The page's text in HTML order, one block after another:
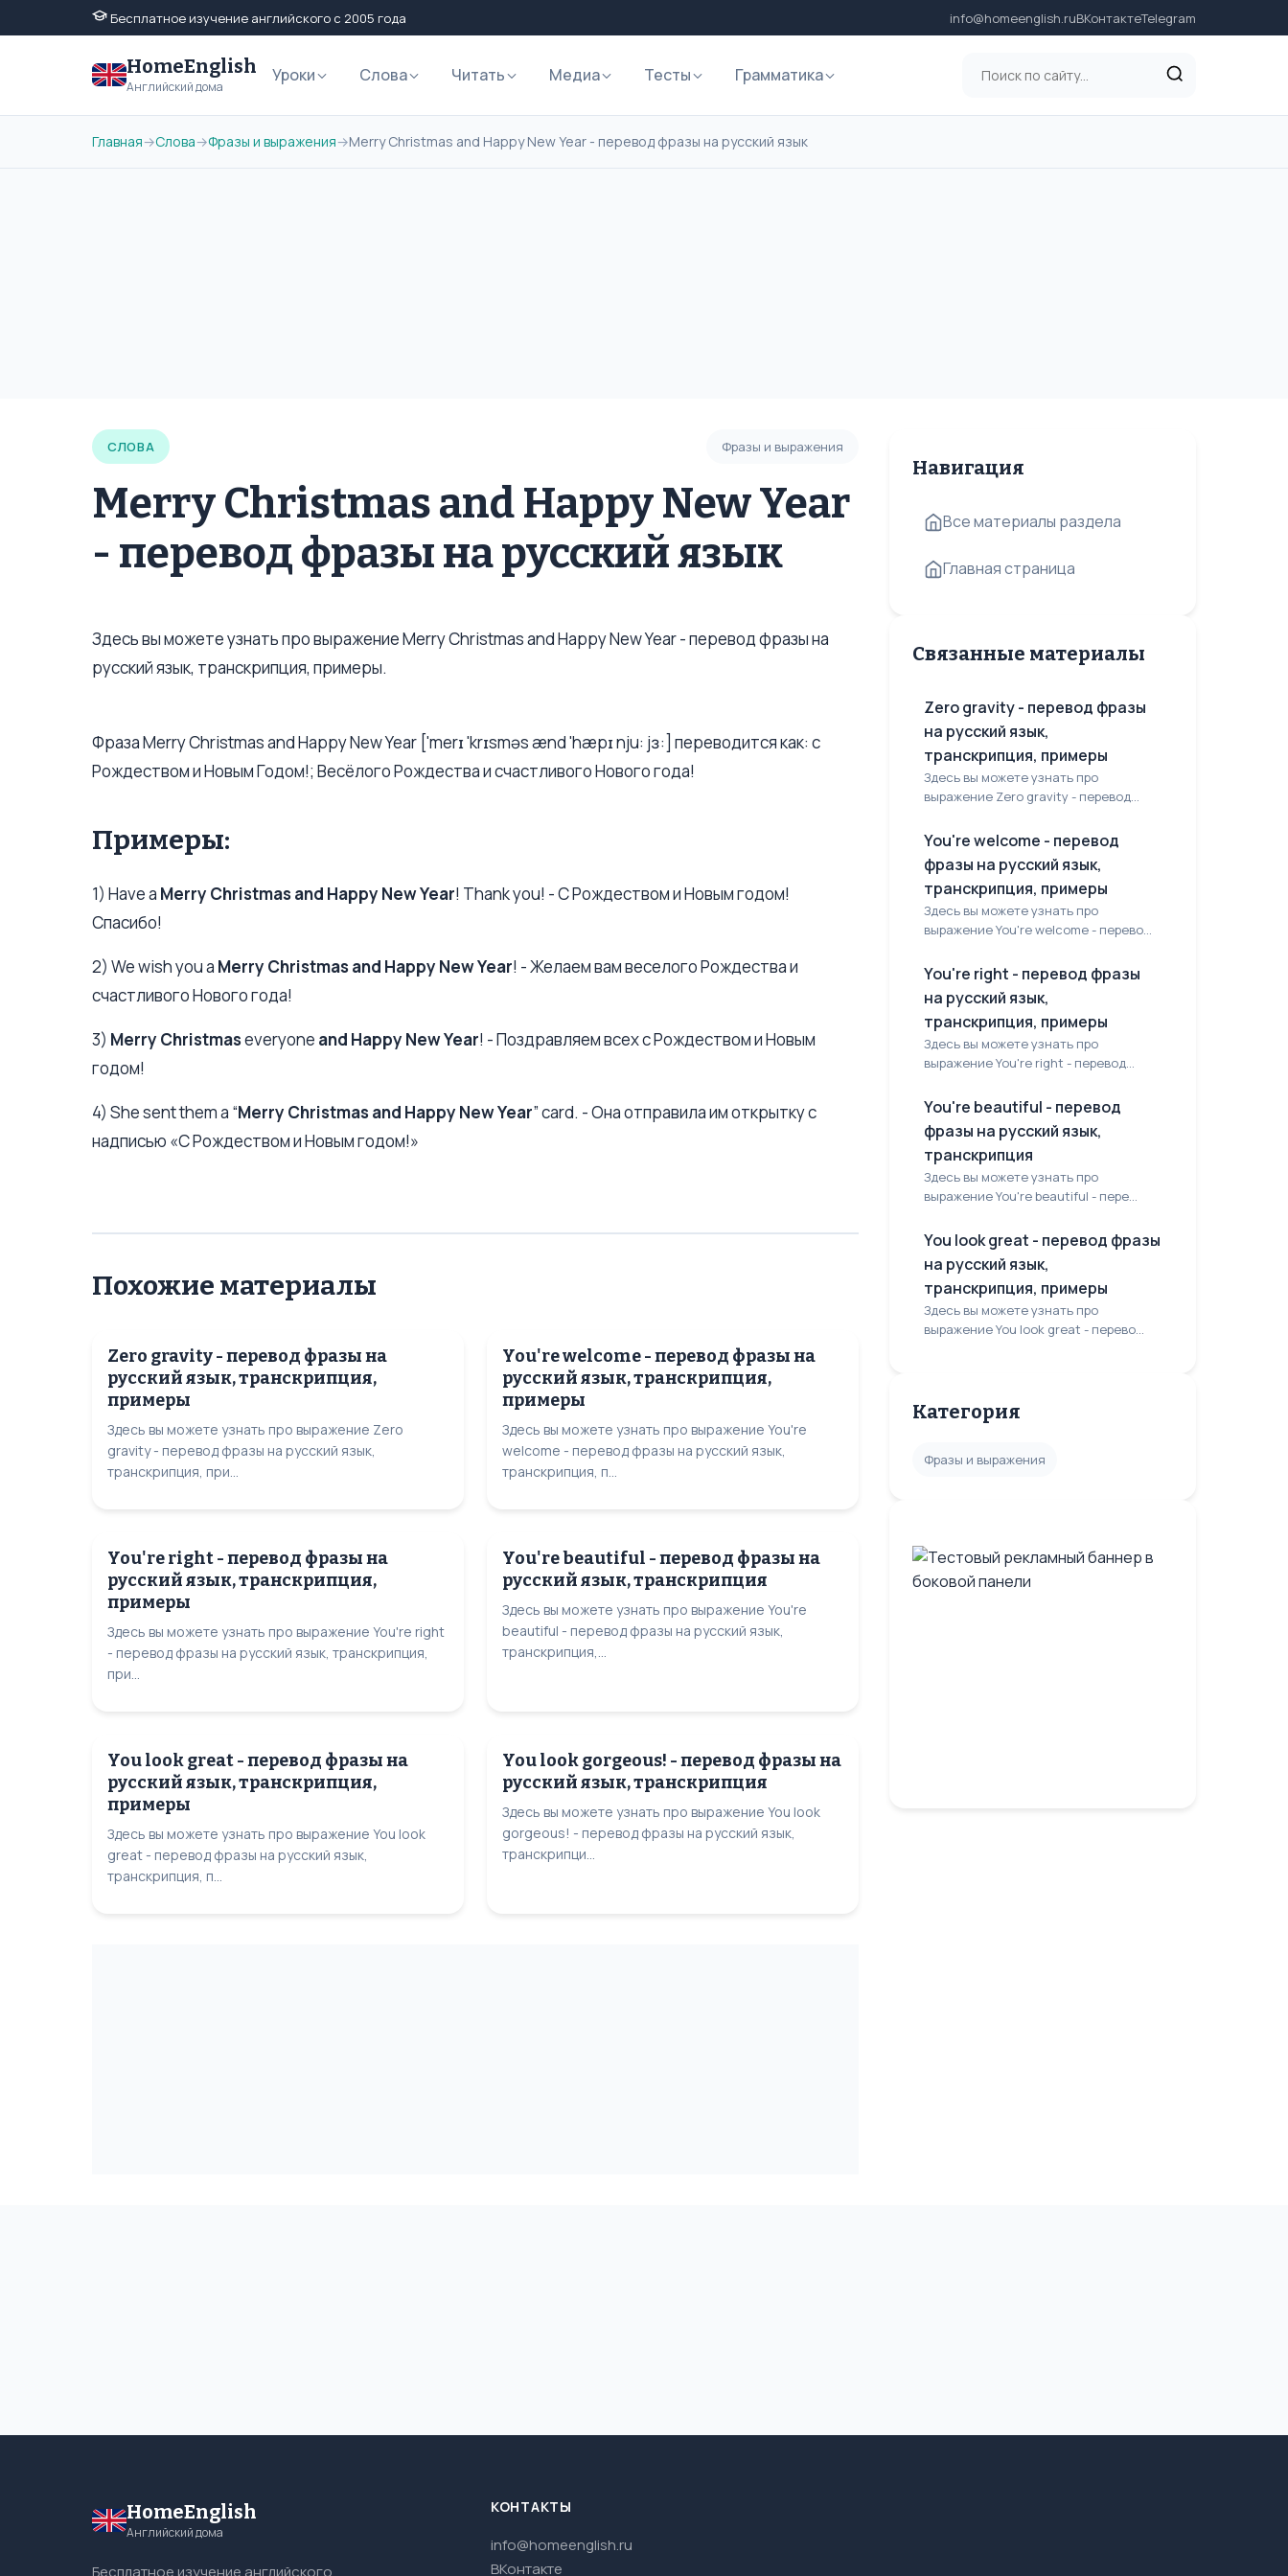
Бесплатное изучение английского с 2005 года info@homeenglish.ruВКонтактеTelegram
HomeEnglish
Английский дома
Уроки Слова Читать Медиа Тесты Грамматика
Главная→Слова→Фразы и выражения→Merry Christmas and Happy New Year - перевод фразы на русский язык
СЛОВА Фразы и выражения
Merry Christmas and Happy New Year
- перевод фразы на русский язык
Здесь вы можете узнать про выражение Merry Christmas and Happy New Year - перевод фразы на
русский язык, транскрипция, примеры.
Фраза Merry Christmas and Happy New Year ['merɪ 'krɪsməs ænd 'hæpɪ nju: jɜ:] переводится как: с
Рождеством и Новым Годом!; Весёлого Рождества и счастливого Нового года!
Примеры:
1) Have a Merry Christmas and Happy New Year! Thank you! - С Рождеством и Новым годом!
Спасибо!
2) We wish you a Merry Christmas and Happy New Year! - Желаем вам веселого Рождества и
счастливого Нового года!
3) Merry Christmaseveryone and Happy New Year! - Поздравляем всех с Рождеством и Новым
годом!
4) She sent them a “Merry Christmas and Happy New Year” card. - Она отправила им открытку с
надписью «С Рождеством и Новым годом!»
Похожие материалы
Zero gravity - перевод фразы на
русский язык, транскрипция,
примеры
Здесь вы можете узнать про выражение Zero
gravity - перевод фразы на русский язык,
транскрипция, при...
You're welcome - перевод фразы на
русский язык, транскрипция,
примеры
Здесь вы можете узнать про выражение You're
welcome - перевод фразы на русский язык,
транскрипция, п...
You're right - перевод фразы на
русский язык, транскрипция,
примеры
Здесь вы можете узнать про выражение You're right
- перевод фразы на русский язык, транскрипция,
при...
You're beautiful - перевод фразы на
русский язык, транскрипция
Здесь вы можете узнать про выражение You're
beautiful - перевод фразы на русский язык,
транскрипция,...
You look great - перевод фразы на
русский язык, транскрипция,
примеры
Здесь вы можете узнать про выражение You look
great - перевод фразы на русский язык,
транскрипция, п...
You look gorgeous! - перевод фразы на
русский язык, транскрипция
Здесь вы можете узнать про выражение You look
gorgeous! - перевод фразы на русский язык,
транскрипци...
Навигация
Все материалы раздела
Главная страница
Связанные материалы
Zero gravity - перевод фразы
на русский язык,
транскрипция, примеры
Здесь вы можете узнать про
выражение Zero gravity - перевод...
You're welcome - перевод
фразы на русский язык,
транскрипция, примеры
Здесь вы можете узнать про
выражение You're welcome - перево...
You're right - перевод фразы
на русский язык,
транскрипция, примеры
Здесь вы можете узнать про
выражение You're right - перевод...
You're beautiful - перевод
фразы на русский язык,
транскрипция
Здесь вы можете узнать про
выражение You're beautiful - пере...
You look great - перевод фразы
на русский язык,
транскрипция, примеры
Здесь вы можете узнать про
выражение You look great - перево...
Категория
Фразы и выражения
HomeEnglish
Английский дома
Бесплатное изучение английского
КОНТАКТЫ
info@homeenglish.ru
ВКонтакте